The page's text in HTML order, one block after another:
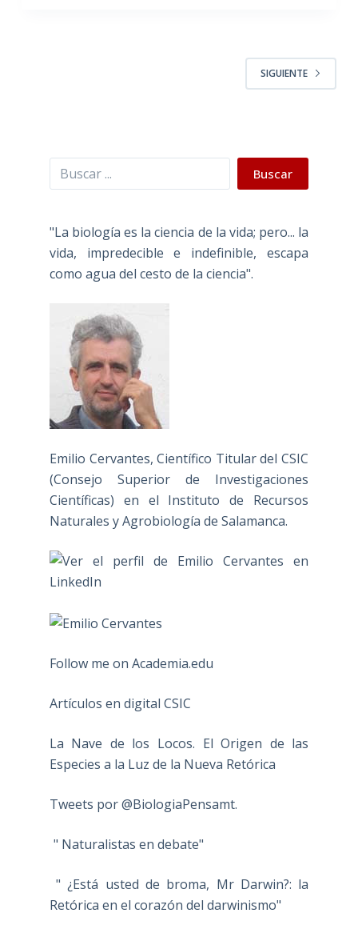
SIGUIENTE
Buscar Buscar
"La biología es la ciencia de la vida; pero... la
vida, impredecible e indefinible, escapa
como agua del cesto de la ciencia".
Emilio Cervantes, Científico Titular del CSIC
(Consejo Superior de Investigaciones
Científicas) en el Instituto de Recursos
Naturales y Agrobiología de Salamanca.
Follow me on Academia.edu
Artículos en digital CSIC
La Nave de los Locos. El Origen de las
Especies a la Luz de la Nueva Retórica
Tweets por @BiologiaPensamt.
" Naturalistas en debate"
" ¿Está usted de broma, Mr Darwin?: la
Retórica en el corazón del darwinismo"